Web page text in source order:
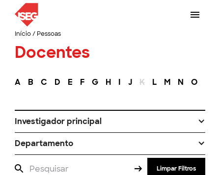
Início/ Pessoas
Docentes
A B C D E F G H I J K L M N O
Investigador principal
Departamento
Limpar Filtros